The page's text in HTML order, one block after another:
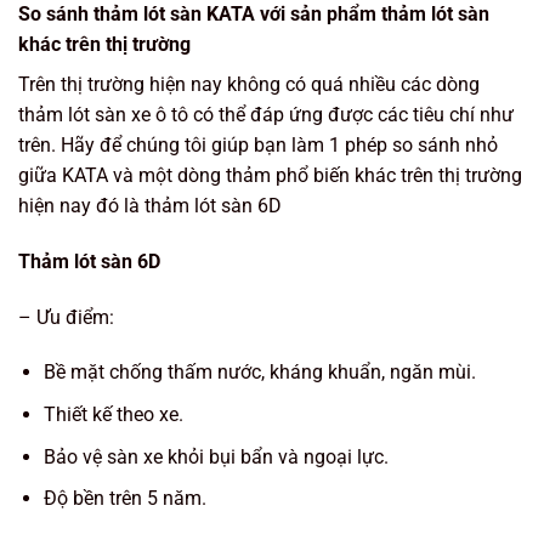
So sánh thảm lót sàn KATA với sản phẩm thảm lót sàn
khác trên thị trường
Trên thị trường hiện nay không có quá nhiều các dòng
thảm lót sàn xe ô tô có thể đáp ứng được các tiêu chí như
trên. Hãy để chúng tôi giúp bạn làm 1 phép so sánh nhỏ
giữa KATA và một dòng thảm phổ biến khác trên thị trường
hiện nay đó là thảm lót sàn 6D
Thảm lót sàn 6D
– Ưu điểm:
Bề mặt chống thấm nước, kháng khuẩn, ngăn mùi.
Thiết kế theo xe.
Bảo vệ sàn xe khỏi bụi bẩn và ngoại lực.
Độ bền trên 5 năm.